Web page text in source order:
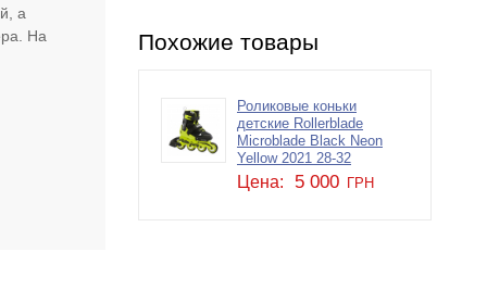
а
На
Похожие товары
Роликовые коньки
детские Rollerblade
Microblade Black Neon
Yellow 2021 28-32
Цена: 5 000 ГРН